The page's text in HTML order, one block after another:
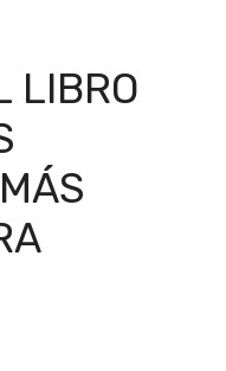
LIBRO